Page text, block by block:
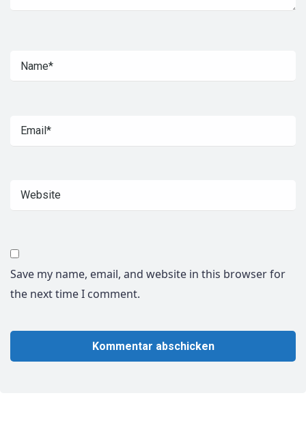
Save my name, email, and website in this browser for
the next time I comment.